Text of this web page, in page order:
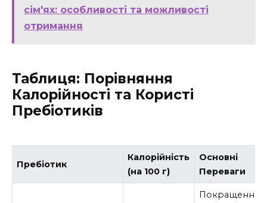
сім'ях: особливості та можливості
отримання
Таблиця: Порівняння
Калорійності та Користі
Пребіотиків
Пребіотик
Калорійність
(на 100 г)
Основні
Переваги
Покращення